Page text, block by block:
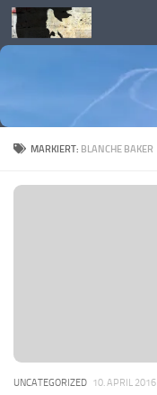
Skip to content
MARKIERT: BLANCHE BAKER
UNCATEGORIZED 10. APRIL 2016